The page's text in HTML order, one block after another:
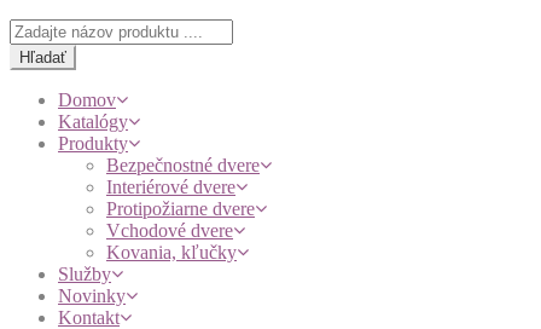
Products
search
Hľadať
Domov
Katalógy
Produkty
Bezpečnostné dvere
Interiérové dvere
Protipožiarne dvere
Vchodové dvere
Kovania, kľučky
Služby
Novinky
Kontakt